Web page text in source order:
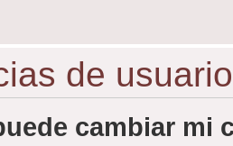
de
cambiar mi